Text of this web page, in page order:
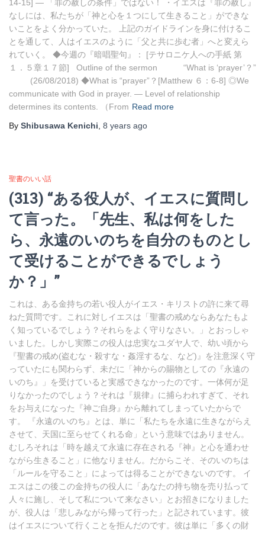
14-15] ― 「罪の赦しの条件」ではない！ ・イエスは『罪の赦し』
なしには、私たちが「神と心を１つにして生きること」ができな
いことをよく分かっていた。 上記のガイドラインを身に付けるこ
とを通して、人はイエスのように「父と共に歩む者」へと変えら
れていく。 ◆今週の『暗唱聖句』： [テサロニケ人への手紙 第
１．５章１７節] Outline of the sermon “What is ‘prayer’？”
(26/08/2018) ◆What is “prayer”？[Matthew ６：6-8] ◎We
communicate with God in prayer. ― Level of relationship
determines its contents. （From Read more
By Shibusawa Kenichi 8 years ago
聖書のいい話
(313) “ある役人が、イエスに質問し
て言った。「先生、私は何をした
ら、永遠のいのちを自分のものとし
て受けることができるでしょう
か？」”
これは、ある金持ちの若い役人がイエス・キリストの許に来て尋
ねた質問です。これに対しイエスは「聖書の戒めならあなたもよ
く知っているでしょう？それらをよく守りなさい。」とおっしゃ
いました。しかし実際この役人は忠実なユダヤ人で、幼い頃から
『聖書の戒め(盗むな・殺すな・姦淫するな、など)』を注意深く守
っていたにも関わらず、未だに「神からの賜物としての『永遠の
いのち』」を受けていると実感できなかったのです。一体何が足
りなかったのでしょう？それは『規律』に捕らわれすぎて、それ
をお与えになった『神ご自身』から離れてしまっていたからで
す。 『永遠のいのち』とは、単に「私たちを永遠に生きながらえ
させて、天国に至らせてくれる命」という意味ではありません。
むしろそれは「時を越えて永遠に存在される『神』と心を通わせ
ながら生きること」に他なりません。だからこそ、そのいのちは
「ルールを守ること」によっては得ることができないのです。 イ
エスはこの後この金持ちの役人に「あなたの持ち物を売り払って
人々に施し、そして私について来なさい」とお招きになりました
が、役人は「悲しみながら帰って行った」と記されています。彼
はイエスについて行くことを拒んだのです。彼は単に「多くの財